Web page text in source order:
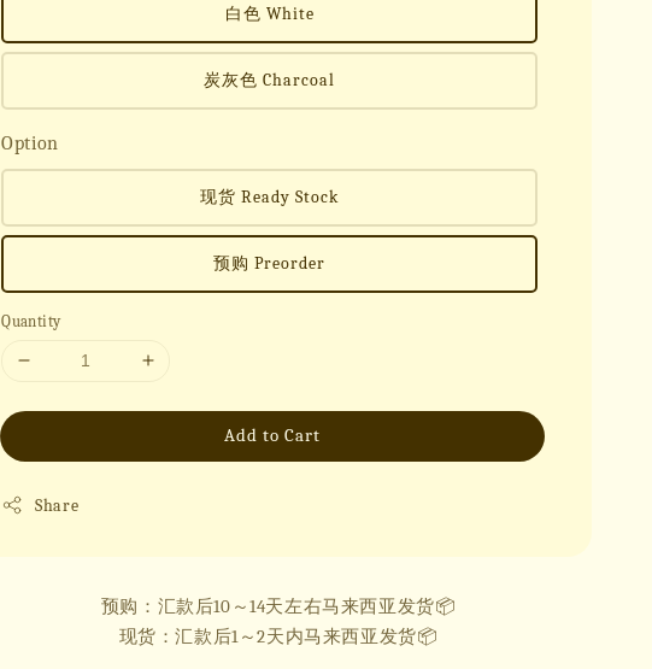
白色 White
炭灰色 Charcoal
Option
现货 Ready Stock
预购 Preorder
Quantity
Add to Cart
Share
预购：汇款后10～14天左右马来西亚发货📦
现货：汇款后1～2天内马来西亚发货📦